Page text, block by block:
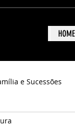
HOME
e Sucessões